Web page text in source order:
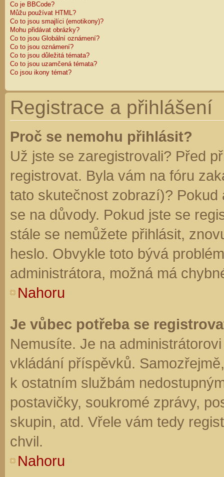
Co je BBCode?
Můžu používat HTML?
Co to jsou smajlíci (emotikony)?
Mohu přidávat obrázky?
Co to jsou Globální oznámení?
Co to jsou oznámení?
Co to jsou důležitá témata?
Co to jsou uzamčená témata?
Co jsou ikony témat?
Registrace a přihlášení
Proč se nemohu přihlásit?
Už jste se zaregistrovali? Před
registrovat. Byla vám na fóru
tato skutečnost zobrazí)?
se na důvody. Pokud jste se
stále se nemůžete přihlásit,
heslo. Obvykle toto bývá
administrátora, možná má
Nahoru
Je vůbec potřeba se
Nemusíte. Je na
vkládání příspěvků.
k ostatním službám
postavičky, soukromé zprávy,
skupin, atd. Vřele vám tedy
chvil.
Nahoru